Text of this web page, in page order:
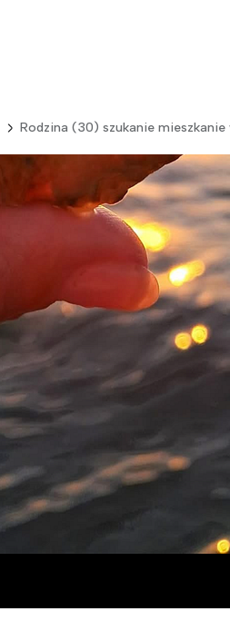
Rodzina (30) szukanie mieszkanie